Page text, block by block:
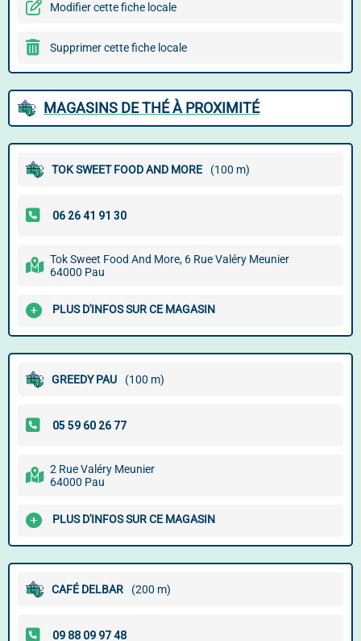
Modifier cette fiche locale
Supprimer cette fiche locale
MAGASINS DE THÉ À PROXIMITÉ
TOK SWEET FOOD AND MORE (100 m)
Tok Sweet Food And More, 6 Rue Valéry Meunier
64000 Pau
PLUS D'INFOS SUR CE MAGASIN
GREEDY PAU (100 m)
2 Rue Valéry Meunier
64000 Pau
PLUS D'INFOS SUR CE MAGASIN
CAFÉ DELBAR (200 m)